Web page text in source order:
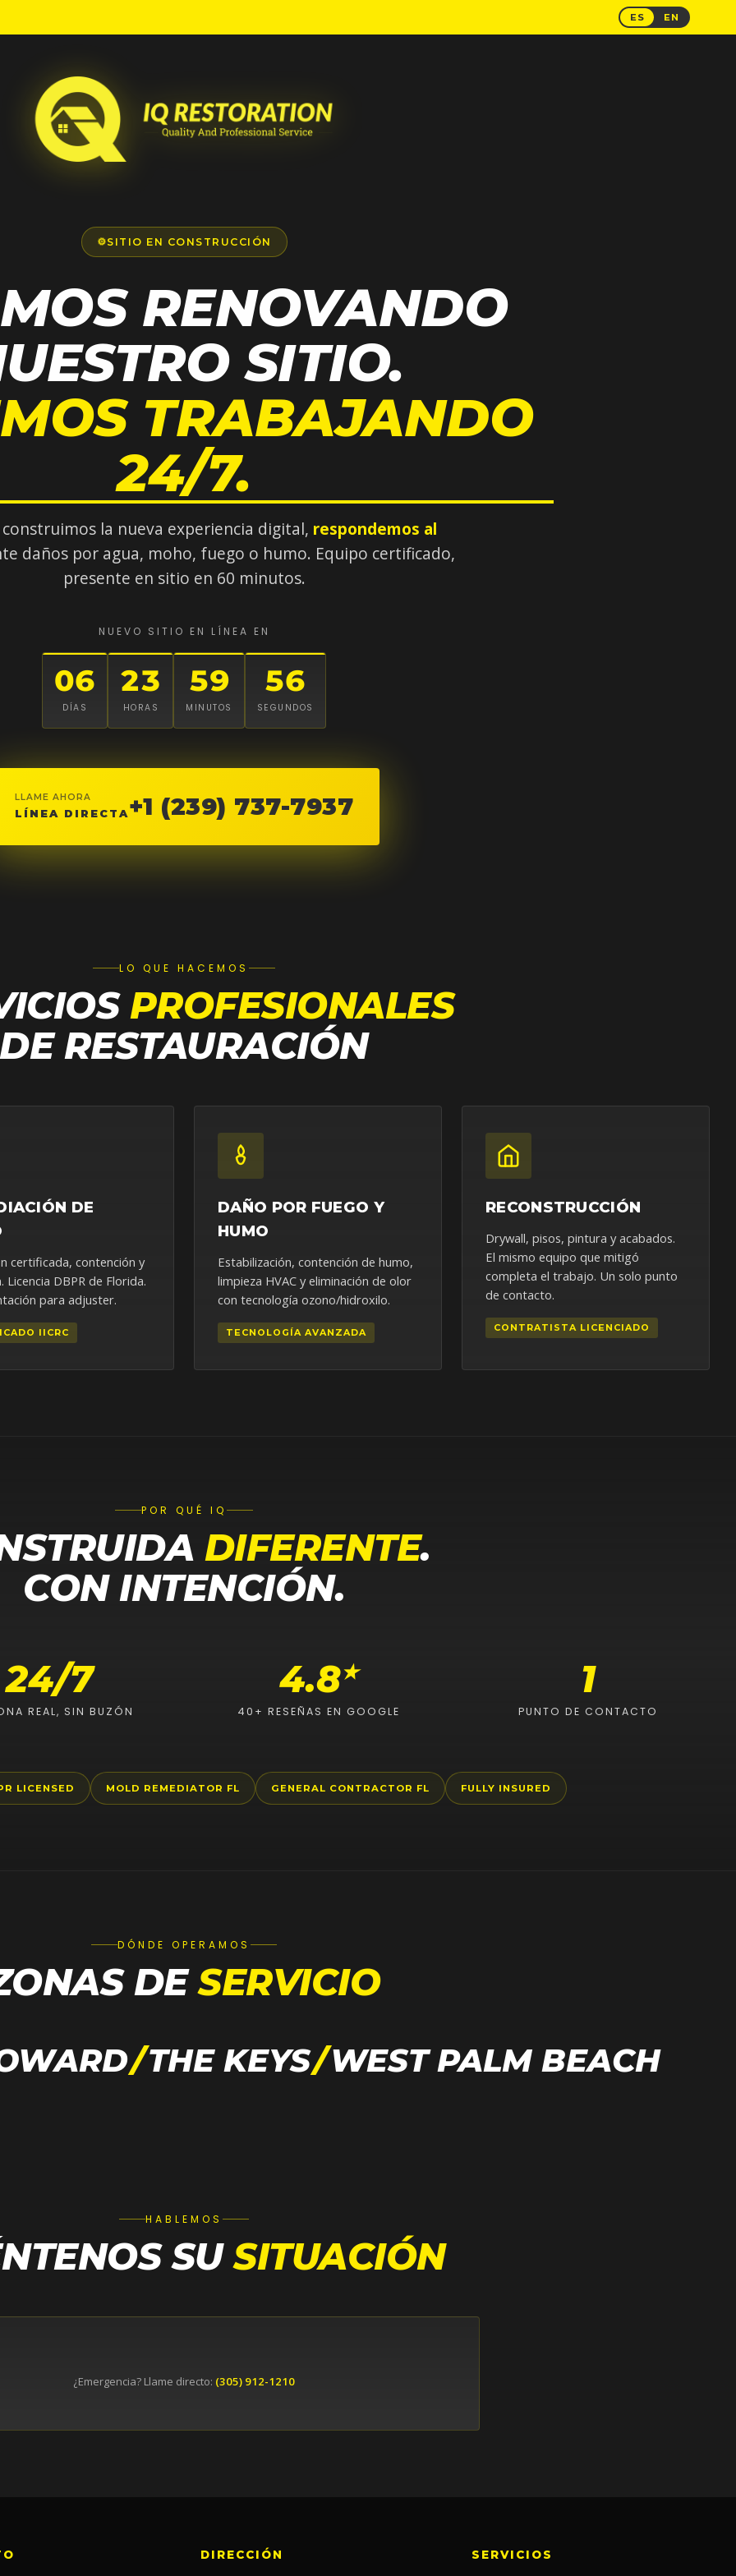
ES EN
⚙SITIO EN CONSTRUCCIÓN
RENOVANDO
SITIO.
TRABAJANDO
24/7.
la nueva experiencia digital, respondemos al
daños por agua, moho, fuego o humo. Equipo certificado,
presente en sitio en 60 minutos.
NUEVO SITIO EN LÍNEA EN
06
DÍAS
23
HORAS
59
MINUTOS
55
SEGUNDOS
LLAME AHORA
LÍNEA DIRECTA +1 (239) 737-7937
LO QUE HACEMOS
PROFESIONALES
DE RESTAURACIÓN
DE
certificada, contención y
Licencia DBPR de Florida.
para adjuster.
IICRC
DAÑO POR FUEGO Y
HUMO
Estabilización, contención de humo,
limpieza HVAC y eliminación de olor
con tecnología ozono/hidroxilo.
TECNOLOGÍA AVANZADA
RECONSTRUCCIÓN
Drywall, pisos, pintura y acabados.
El mismo equipo que mitigó
completa el trabajo. Un solo punto
de contacto.
CONTRATISTA LICENCIADO
POR QUÉ IQ
DIFERENTE.
CON INTENCIÓN.
24/7
REAL, SIN BUZÓN
4.8★
40+ RESEÑAS EN GOOGLE
1
PUNTO DE CONTACTO
LICENSED MOLD REMEDIATOR FL GENERAL CONTRACTOR FL FULLY INSURED
DÓNDE OPERAMOS
DESERVICIO
/THE KEYS/WEST PALM BEACH
HABLEMOS
SUSITUACIÓN
¿Emergencia? Llame directo: (305) 912-1210
DIRECCIÓN SERVICIOS